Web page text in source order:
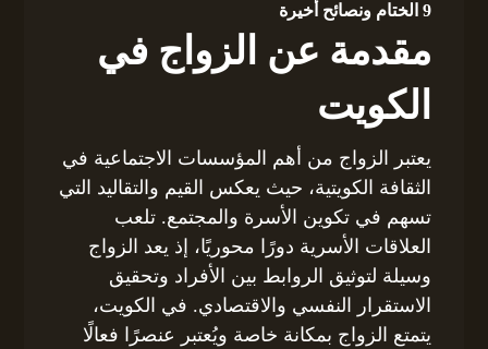
9 الختام ونصائح أخيرة
مقدمة عن الزواج في
الكويت
يعتبر الزواج من أهم المؤسسات الاجتماعية في
الثقافة الكويتية، حيث يعكس القيم والتقاليد التي
تسهم في تكوين الأسرة والمجتمع. تلعب
العلاقات الأسرية دورًا محوريًا، إذ يعد الزواج
وسيلة لتوثيق الروابط بين الأفراد وتحقيق
الاستقرار النفسي والاقتصادي. في الكويت،
يتمتع الزواج بمكانة خاصة ويُعتبر عنصرًا فعالًا